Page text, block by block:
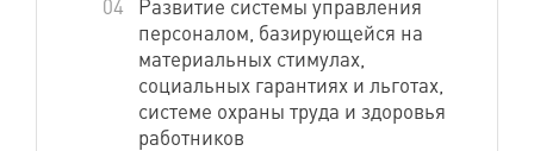
Развитие системы управления
персоналом, базирующейся на
материальных стимулах,
социальных гарантиях и льготах,
системе охраны труда и здоровья
работников